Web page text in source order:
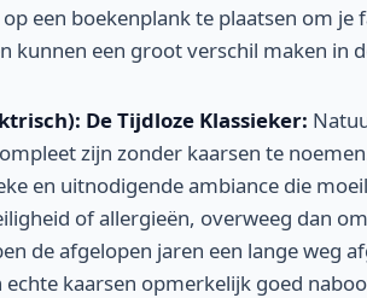
een boekenplank te plaatsen om je
kunnen een groot verschil maken in
De Tijdloze Klassieker:
zijn zonder kaarsen te
en uitnodigende ambiance die
of allergieën, overweeg dan
de afgelopen jaren een lange weg
kaarsen opmerkelijk goed